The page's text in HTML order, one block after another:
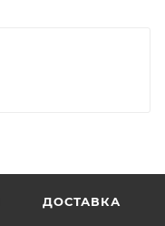
ДОСТАВКА